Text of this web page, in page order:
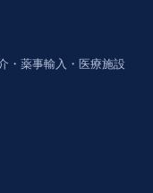
・薬事輸入・医療施設